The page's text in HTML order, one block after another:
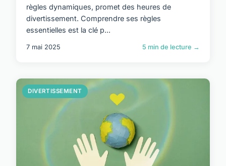
règles dynamiques, promet des heures de
divertissement. Comprendre ses règles
essentielles est la clé p...
7 mai 2025 5 min de lecture →
DIVERTISSEMENT